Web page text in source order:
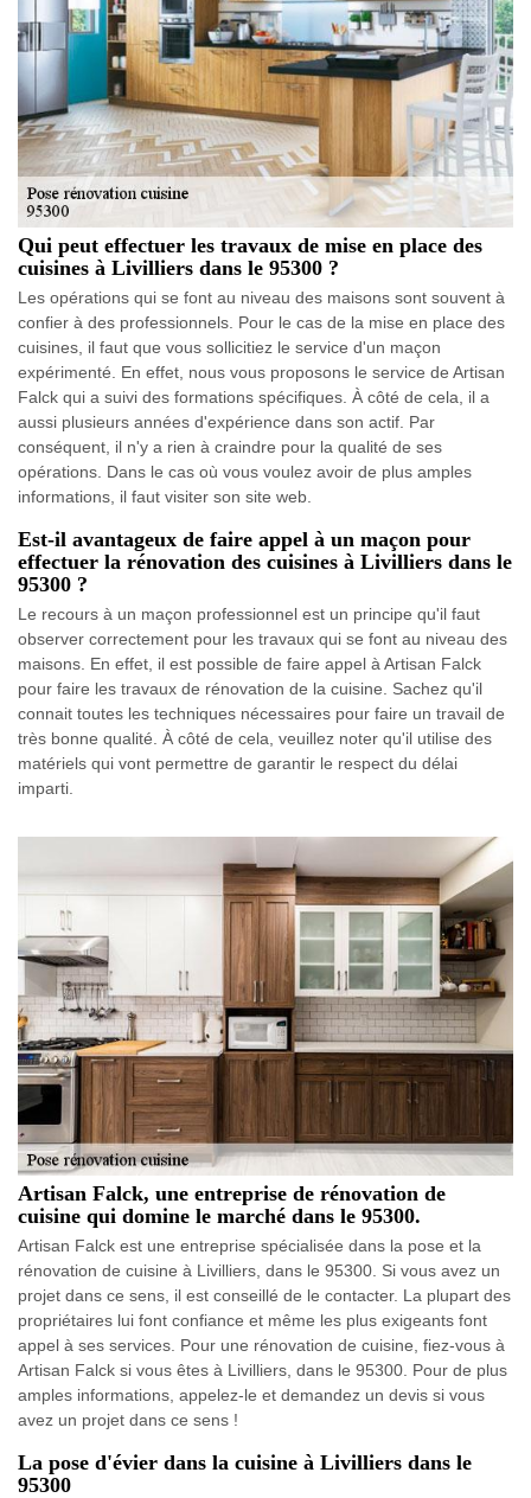
Qui peut effectuer les travaux de mise en place des
cuisines à Livilliers dans le 95300 ?
Les opérations qui se font au niveau des maisons sont souvent à
confier à des professionnels. Pour le cas de la mise en place des
cuisines, il faut que vous sollicitiez le service d'un maçon
expérimenté. En effet, nous vous proposons le service de Artisan
Falck qui a suivi des formations spécifiques. À côté de cela, il a
aussi plusieurs années d'expérience dans son actif. Par
conséquent, il n'y a rien à craindre pour la qualité de ses
opérations. Dans le cas où vous voulez avoir de plus amples
informations, il faut visiter son site web.
Est-il avantageux de faire appel à un maçon pour
effectuer la rénovation des cuisines à Livilliers dans le
95300 ?
Le recours à un maçon professionnel est un principe qu'il faut
observer correctement pour les travaux qui se font au niveau des
maisons. En effet, il est possible de faire appel à Artisan Falck
pour faire les travaux de rénovation de la cuisine. Sachez qu'il
connait toutes les techniques nécessaires pour faire un travail de
très bonne qualité. À côté de cela, veuillez noter qu'il utilise des
matériels qui vont permettre de garantir le respect du délai
imparti.
Artisan Falck, une entreprise de rénovation de
cuisine qui domine le marché dans le 95300.
Artisan Falck est une entreprise spécialisée dans la pose et la
rénovation de cuisine à Livilliers, dans le 95300. Si vous avez un
projet dans ce sens, il est conseillé de le contacter. La plupart des
propriétaires lui font confiance et même les plus exigeants font
appel à ses services. Pour une rénovation de cuisine, fiez-vous à
Artisan Falck si vous êtes à Livilliers, dans le 95300. Pour de plus
amples informations, appelez-le et demandez un devis si vous
avez un projet dans ce sens !
La pose d'évier dans la cuisine à Livilliers dans le
95300